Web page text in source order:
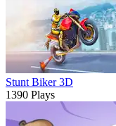
Stunt Biker 3D
1390 Plays